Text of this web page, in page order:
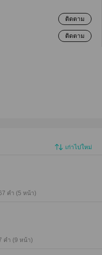
ติดตาม
ติดตาม
เก่าไปใหม่
คำ (5 หน้า)
คำ (9 หน้า)